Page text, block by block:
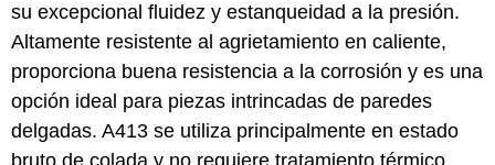
su excepcional fluidez y estanqueidad a la presión.
Altamente resistente al agrietamiento en caliente,
proporciona buena resistencia a la corrosión y es una
opción ideal para piezas intrincadas de paredes
delgadas. A413 se utiliza principalmente en estado
bruto de colada y no requiere tratamiento térmico